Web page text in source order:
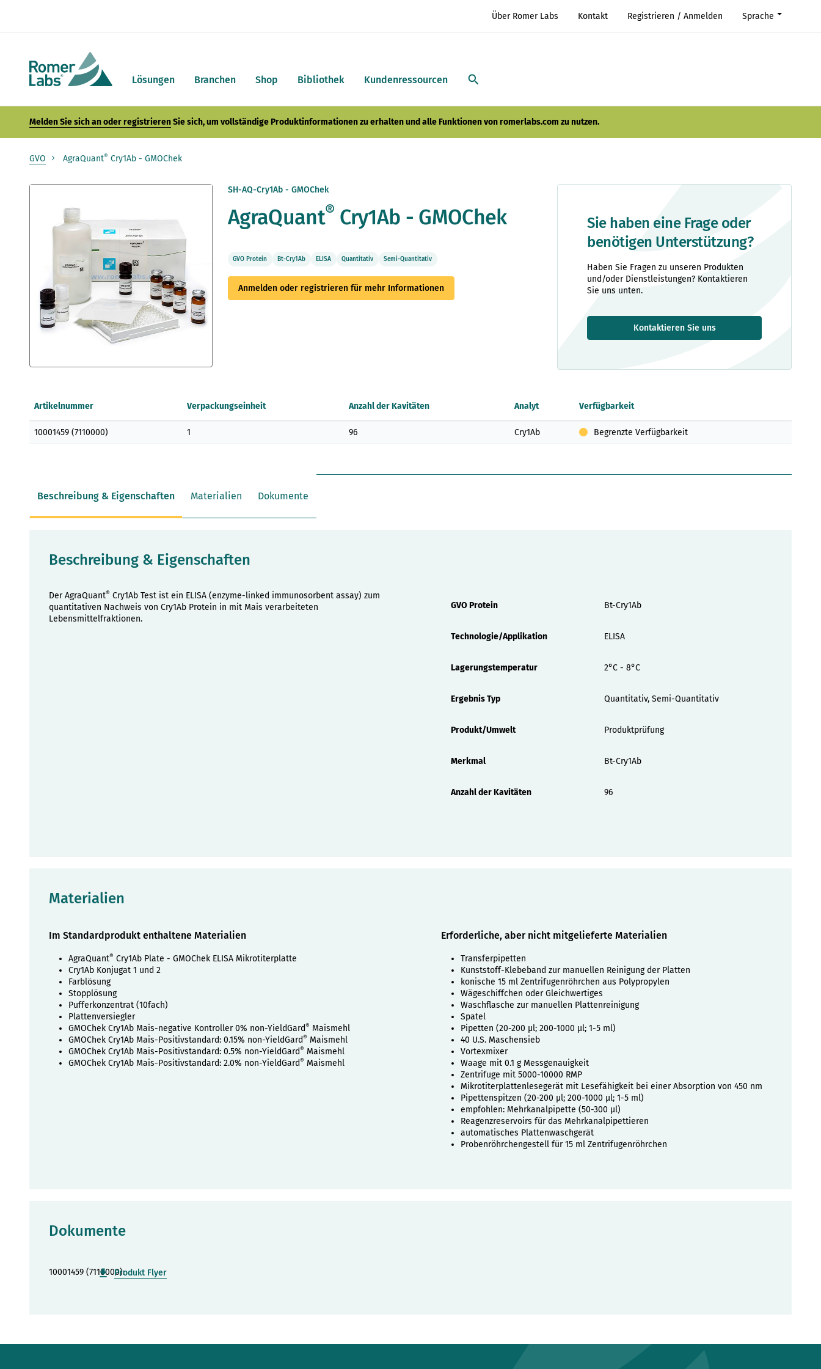
Lösungen Branchen Shop Bibliothek Kundenressourcen
Über Romer Labs Kontakt Registrieren / Anmelden Sprache
Melden Sie sich an oder registrierenSie sich, um vollständige Produktinformationen zu erhalten und alle Funktionen von romerlabs.com zu nutzen.
GVO AgraQuant® Cry1Ab - GMOChek
Zum
Bildergalerie
springen
Bildergalerie
springen
SH-AQ-Cry1Ab - GMOChek
AgraQuant® Cry1Ab - GMOChek
GVO Protein Bt-Cry1Ab ELISA Quantitativ Semi-Quantitativ
Anmelden oder registrieren für mehr Informationen
Sie haben eine Frage oder
benötigen Unterstützung?
Haben Sie Fragen zu unseren Produkten
und/oder Dienstleistungen? Kontaktieren
Sie uns unten.
Kontaktieren Sie uns
Gruppenartikel
Artikelnummer Verpackungseinheit Anzahl der Kavitäten Analyt Verfügbarkeit
10001459 (7110000) 1 96 Cry1Ab Begrenzte Verfügbarkeit
Beschreibung & Eigenschaften Materialien Dokumente
Beschreibung & Eigenschaften
Der AgraQuant® Cry1Ab Test ist ein ELISA (enzyme-linked immunosorbent assay) zum
quantitativen Nachweis von Cry1Ab Protein in mit Mais verarbeiteten
Lebensmittelfraktionen.
GVO Protein
Bt-Cry1Ab
Technologie/Applikation ELISA
Lagerungstemperatur 2°C - 8°C
Ergebnis Typ Quantitativ, Semi-Quantitativ
Produkt/Umwelt Produktprüfung
Merkmal Bt-Cry1Ab
Anzahl der Kavitäten 96
Materialien
Im Standardprodukt enthaltene Materialien
AgraQuant® Cry1Ab Plate - GMOChek ELISA Mikrotiterplatte
Cry1Ab Konjugat 1 und 2
Farblösung
Stopplösung
Pufferkonzentrat (10fach)
Plattenversiegler
GMOChek Cry1Ab Mais-negative Kontroller 0% non-YieldGard® Maismehl
GMOChek Cry1Ab Mais-Positivstandard: 0.15% non-YieldGard® Maismehl
GMOChek Cry1Ab Mais-Positivstandard: 0.5% non-YieldGard® Maismehl
GMOChek Cry1Ab Mais-Positivstandard: 2.0% non-YieldGard® Maismehl
Erforderliche, aber nicht mitgelieferte Materialien
Transferpipetten
Kunststoff-Klebeband zur manuellen Reinigung der Platten
konische 15 ml Zentrifugenröhrchen aus Polypropylen
Wägeschiffchen oder Gleichwertiges
Waschflasche zur manuellen Plattenreinigung
Spatel
Pipetten (20-200 µl; 200-1000 µl; 1-5 ml)
40 U.S. Maschensieb
Vortexmixer
Waage mit 0.1 g Messgenauigkeit
Zentrifuge mit 5000-10000 RMP
Mikrotiterplattenlesegerät mit Lesefähigkeit bei einer Absorption von 450 nm
Pipettenspitzen (20-200 µl; 200-1000 µl; 1-5 ml)
empfohlen: Mehrkanalpipette (50-300 µl)
Reagenzreservoirs für das Mehrkanalpipettieren
automatisches Plattenwaschgerät
Probenröhrchengestell für 15 ml Zentrifugenröhrchen
Dokumente
10001459 (7110000):Produkt Flyer